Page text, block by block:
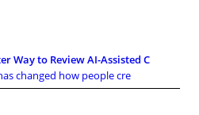
Way to Review AI-Assisted C
changed how people cre